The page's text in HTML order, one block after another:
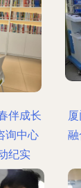
伴成长
询中心
纪实